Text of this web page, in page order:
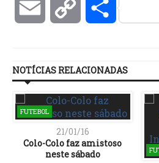
Email Copy
NOTÍCIAS RELACIONADAS
FUTEBOL
21/01/16
Colo-Colo faz amistoso
neste sábado